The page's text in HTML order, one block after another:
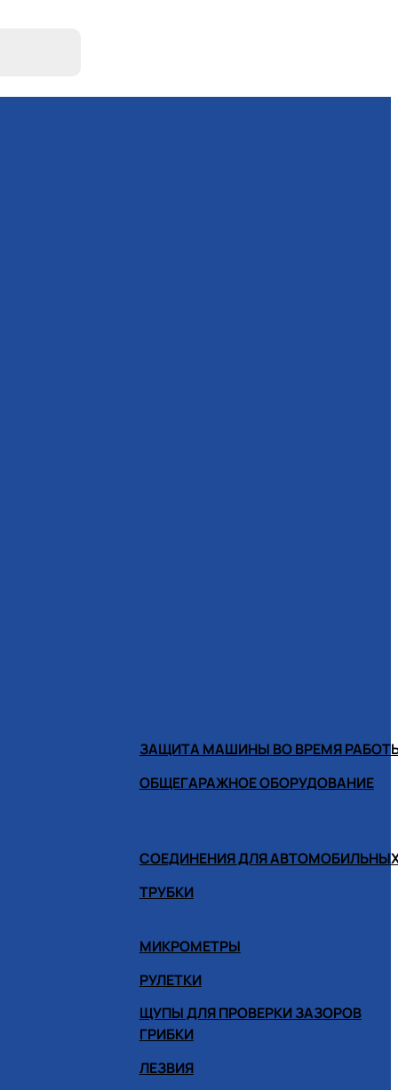
ЗАЩИТА МАШИНЫ ВО ВРЕМЯ
ОБЩЕГАРАЖНОЕ ОБОРУДОВАНИЕ
СОЕДИНЕНИЯ ДЛЯ
ТРУБКИ
МИКРОМЕТРЫ
РУЛЕТКИ
ЩУПЫ ДЛЯ ПРОВЕРКИ ЗАЗОРОВ
ГРИБКИ
ЛЕЗВИЯ